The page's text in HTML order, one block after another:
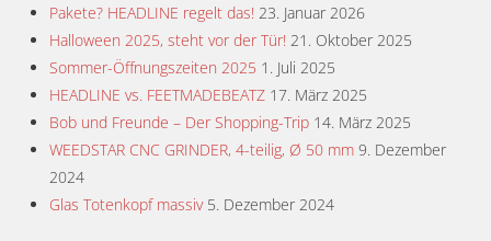
Pakete? HEADLINE regelt das! 23. Januar 2026
Halloween 2025, steht vor der Tür! 21. Oktober 2025
Sommer-Öffnungszeiten 2025 1. Juli 2025
HEADLINE vs. FEETMADEBEATZ 17. März 2025
Bob und Freunde – Der Shopping-Trip 14. März 2025
WEEDSTAR CNC GRINDER, 4-teilig, Ø 50 mm 9. Dezember
2024
Glas Totenkopf massiv 5. Dezember 2024